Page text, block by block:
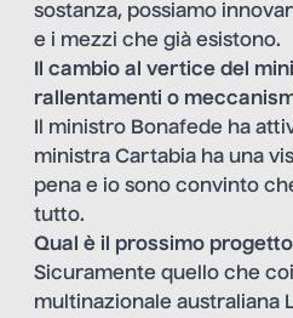
sostanza, possiamo
e i mezzi che già esistono.
Il cambio al vertice del
rallentamenti o
Il ministro Bonafede ha
ministra Cartabia ha una
pena e io sono convinto
tutto.
Qual è il prossimo
Sicuramente quello che
multinazionale australiana